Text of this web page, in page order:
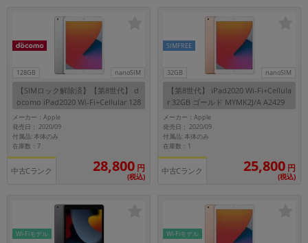
128GB nanoSIM
【SIMロック解除済】【第8世代】 d
ocomo iPad2020 Wi-Fi+Cellular 128
GB シルバー MYMM2J/A A2429
メーカー：Apple
発売日： 2020/09
付属品: 本体のみ
在庫数：7
中古Cランク 28,800 円
(税込)
32GB nanoSIM
SIMFREE
【第8世代】 iPad2020 Wi-Fi+Cellula
r 32GB ゴールド MYMK2J/A A2429
【国内版SIMフリー】
メーカー：Apple
発売日： 2020/09
付属品: 本体のみ
在庫数：1
中古Cランク 25,800 円
(税込)
Wi-Fiモデル Wi-Fiモデル